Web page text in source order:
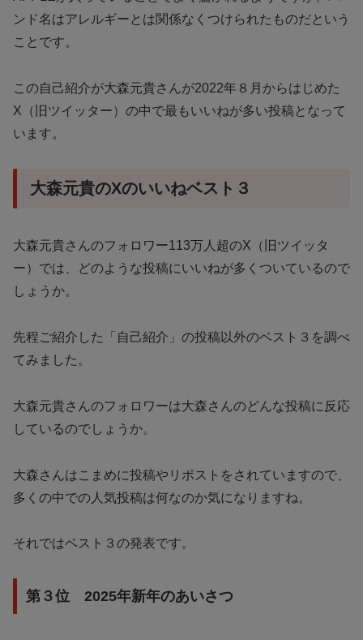
ンド名はアレルギーとは関係なくつけられたものだという
ことです。
この自己紹介が大森元貴さんが2022年８月からはじめた
X（旧ツイッター）の中で最もいいねが多い投稿となって
います。
大森元貴のXのいいねベスト３
大森元貴さんのフォロワー113万人超のX（旧ツイッタ
ー）では、どのような投稿にいいねが多くついているので
しょうか。
先程ご紹介した「自己紹介」の投稿以外のベスト３を調べ
てみました。
大森元貴さんのフォロワーは大森さんのどんな投稿に反応
しているのでしょうか。
大森さんはこまめに投稿やリポストをされていますので、
多くの中での人気投稿は何なのか気になりますね。
それではベスト３の発表です。
第３位 2025年新年のあいさつ